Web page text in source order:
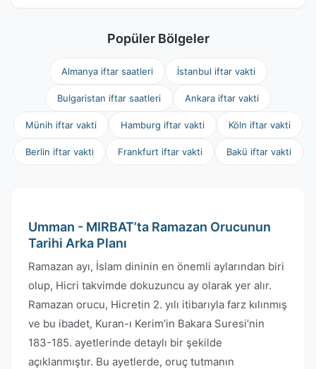
Popüler Bölgeler
Almanya iftar saatleri İstanbul iftar vakti
Bulgaristan iftar saatleri Ankara iftar vakti
Münih iftar vakti Hamburg iftar vakti Köln iftar vakti
Berlin iftar vakti Frankfurt iftar vakti Bakü iftar vakti
Umman - MIRBAT’ta Ramazan Orucunun
Tarihi Arka Planı
Ramazan ayı, İslam dininin en önemli aylarından biri
olup, Hicri takvimde dokuzuncu ay olarak yer alır.
Ramazan orucu, Hicretin 2. yılı itibarıyla farz kılınmış
ve bu ibadet, Kuran-ı Kerim’in Bakara Suresi’nin
183-185. ayetlerinde detaylı bir şekilde
açıklanmıştır. Bu ayetlerde, oruç tutmanın